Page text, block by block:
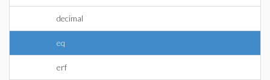
decimal
eq
erf